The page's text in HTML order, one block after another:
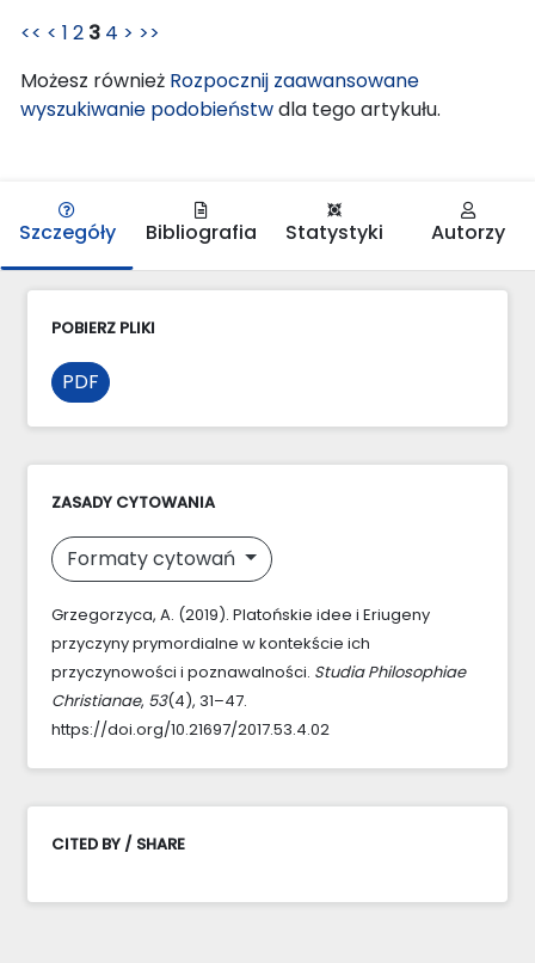
<< < 1 2 3 4 > >>
Możesz również Rozpocznij zaawansowane
wyszukiwanie podobieństwdla tego artykułu.
Szczegóły Bibliografia Statystyki Autorzy
POBIERZ PLIKI
PDF
ZASADY CYTOWANIA
Formaty cytowań
Grzegorzyca, A. (2019). Platońskie idee i Eriugeny
przyczyny prymordialne w kontekście ich
przyczynowości i poznawalności. Studia Philosophiae
Christianae, 53(4), 31–47.
https://doi.org/10.21697/2017.53.4.02
CITED BY / SHARE